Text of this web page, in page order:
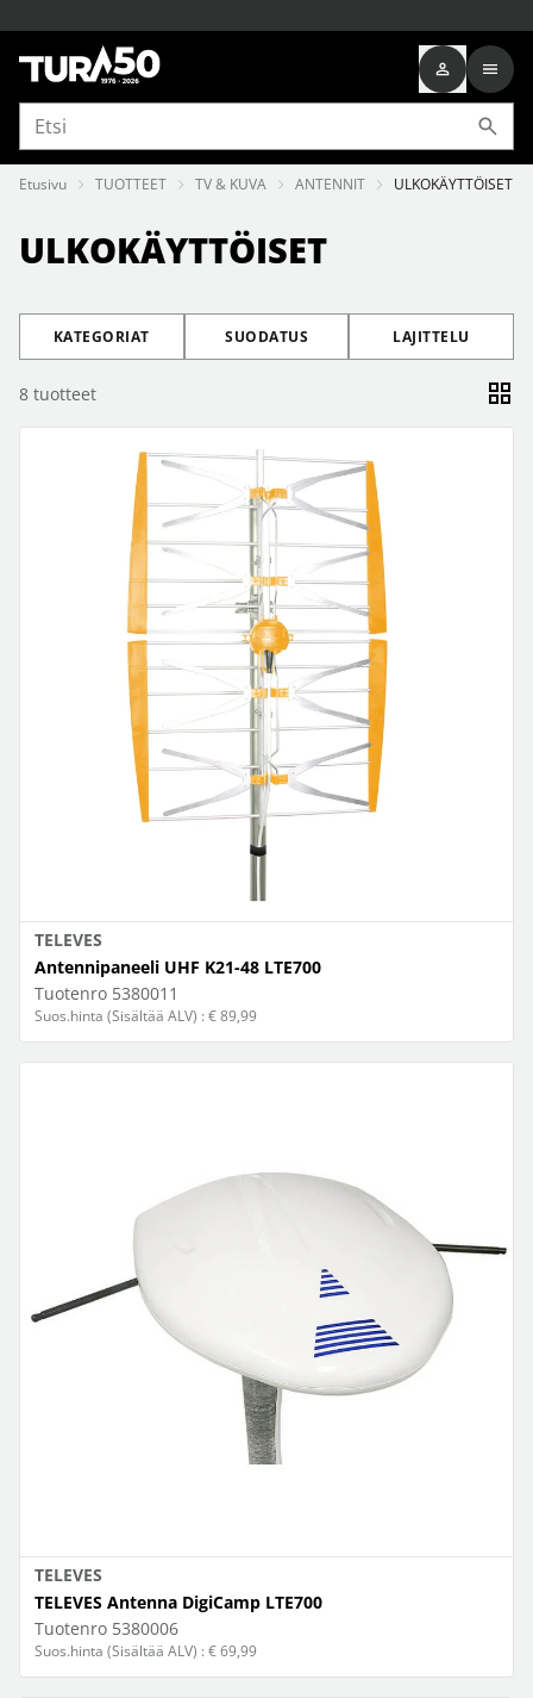
Etusivu TUOTTEET TV & KUVA ANTENNIT ULKOKÄYTTÖISET
ULKOKÄYTTÖISET
KATEGORIAT SUODATUS LAJITTELU
8 tuotteet
TELEVES
Antennipaneeli UHF K21-48 LTE700
Tuotenro 5380011
Suos.hinta (Sisältää ALV) : € 89,99
TELEVES
TELEVES Antenna DigiCamp LTE700
Tuotenro 5380006
Suos.hinta (Sisältää ALV) : € 69,99